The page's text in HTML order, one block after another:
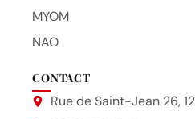
MYOM
NAO
CONTACT
Rue de Saint-Jean 26,